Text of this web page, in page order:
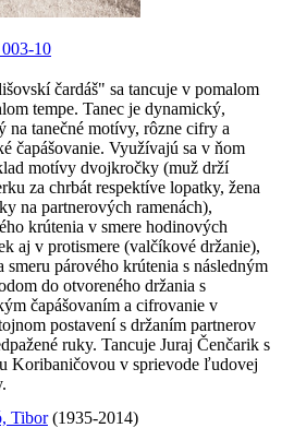
10
čardáš" sa tancuje v pomalom
tempe. Tanec je dynamický,
na tanečné motívy, rôzne cifry a
čapášovanie. Využívajú sa v ňom
motívy dvojkročky (muž drží
za chrbát respektíve lopatky, žena
na partnerových ramenách),
krútenia v smere hodinových
aj v protismere (valčíkové držanie),
smeru párového krútenia s následným
do otvoreného držania s
čapášovaním a cifrovanie v
postavení s držaním partnerov
ruky. Tancuje Juraj Čenčarik s
Koribaničovou v sprievode ľudovej
Tibor(1935-2014)